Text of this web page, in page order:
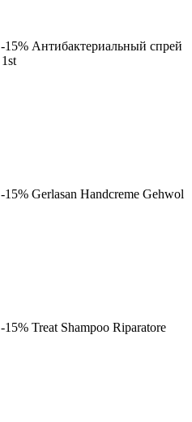
-15% Антибактериальный спрей
1st
-15% Gerlasan Handcreme Gehwol
-15% Treat Shampoo Riparatore